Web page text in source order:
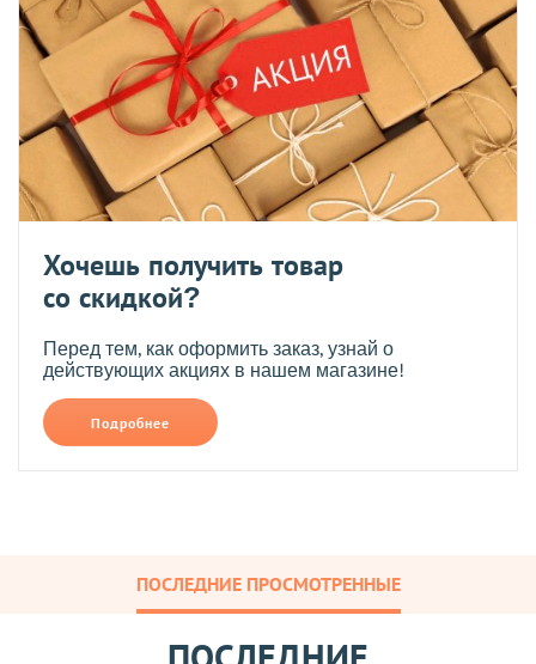
Хочешь получить товар
со скидкой?
Перед тем, как оформить заказ, узнай о
действующих акциях в нашем магазине!
Подробнее
ПОСЛЕДНИЕ ПРОСМОТРЕННЫЕ